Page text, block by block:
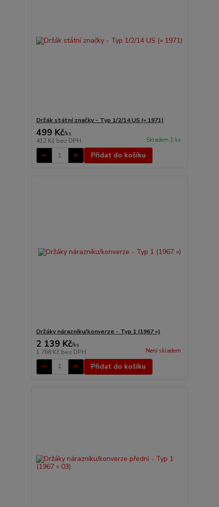
Držák státní značky - Typ 1/2/14 US (» 1971)
499 Kč/ks
412 Kč bez DPH Skladem 1 ks
Přidat do košíku
Držáky nárazníku/konverze - Typ 1 (1967 »)
2 139 Kč/ks
1 768 Kč bez DPH Není skladem
Přidat do košíku